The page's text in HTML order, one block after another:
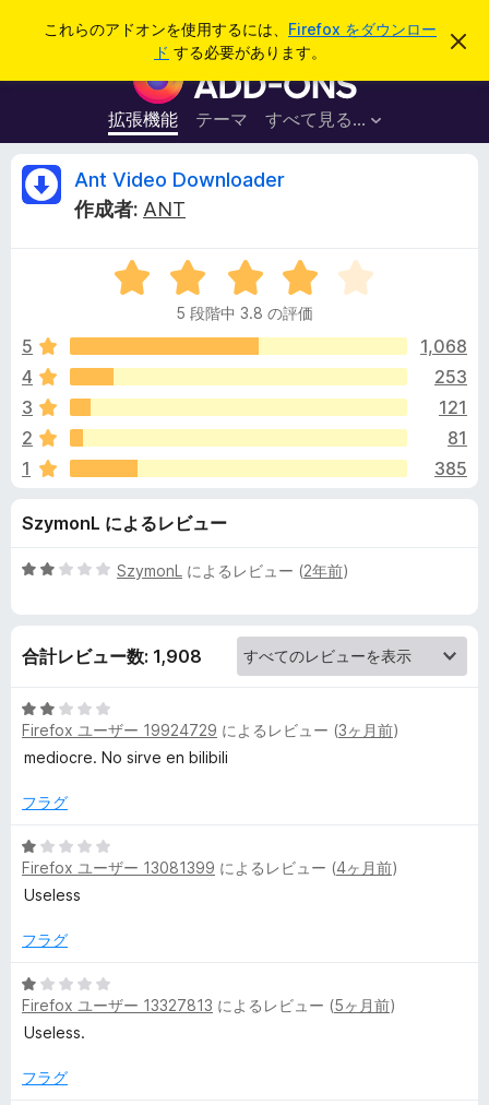
これらのアドオンを使用するには、 Firefox をダウンロー
ド する必要があります。
こ
を
F
i
r
e
ラ
ウ
ザ
ー
ド
オ
ン
拡張機能 テーマ すべて見る...
ログイン
A
V
i
d
e
o
o
w
n
o
d
e
Ant Video Downloader
作成者: ANT
5
段
中
.
の
価
5 段階中 3.8 の評価
5
1,068
4
253
3
121
2
81
1
385
SzymonL によるレビュー
5
2
評
価
SzymonL によるレビュー (2年前)
合計レビュー数: 1,908
5
段
階
2
評
価
Firefox ユーザー 19924729 によるレビュー (3ヶ月前)
mediocre. No sirve en bilibili
フラグ
5
段
階
1
評
価
Firefox ユーザー 13081399 によるレビュー (4ヶ月前)
Useless
フラグ
5
段
階
1
Firefox ユーザー 13327813 によるレビュー (5ヶ月前)
Useless.
フラグ